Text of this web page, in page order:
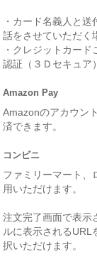
・カード名義人と
話をさせていただく
・クレジットカー
認証（３Ｄセキュア
Amazon Pay
Amazonのアカウン
済できます。
コンビニ
ファミリーマート、
用いただけます。
注文完了画面で表示
ルに表示されるURL
択いただけます。